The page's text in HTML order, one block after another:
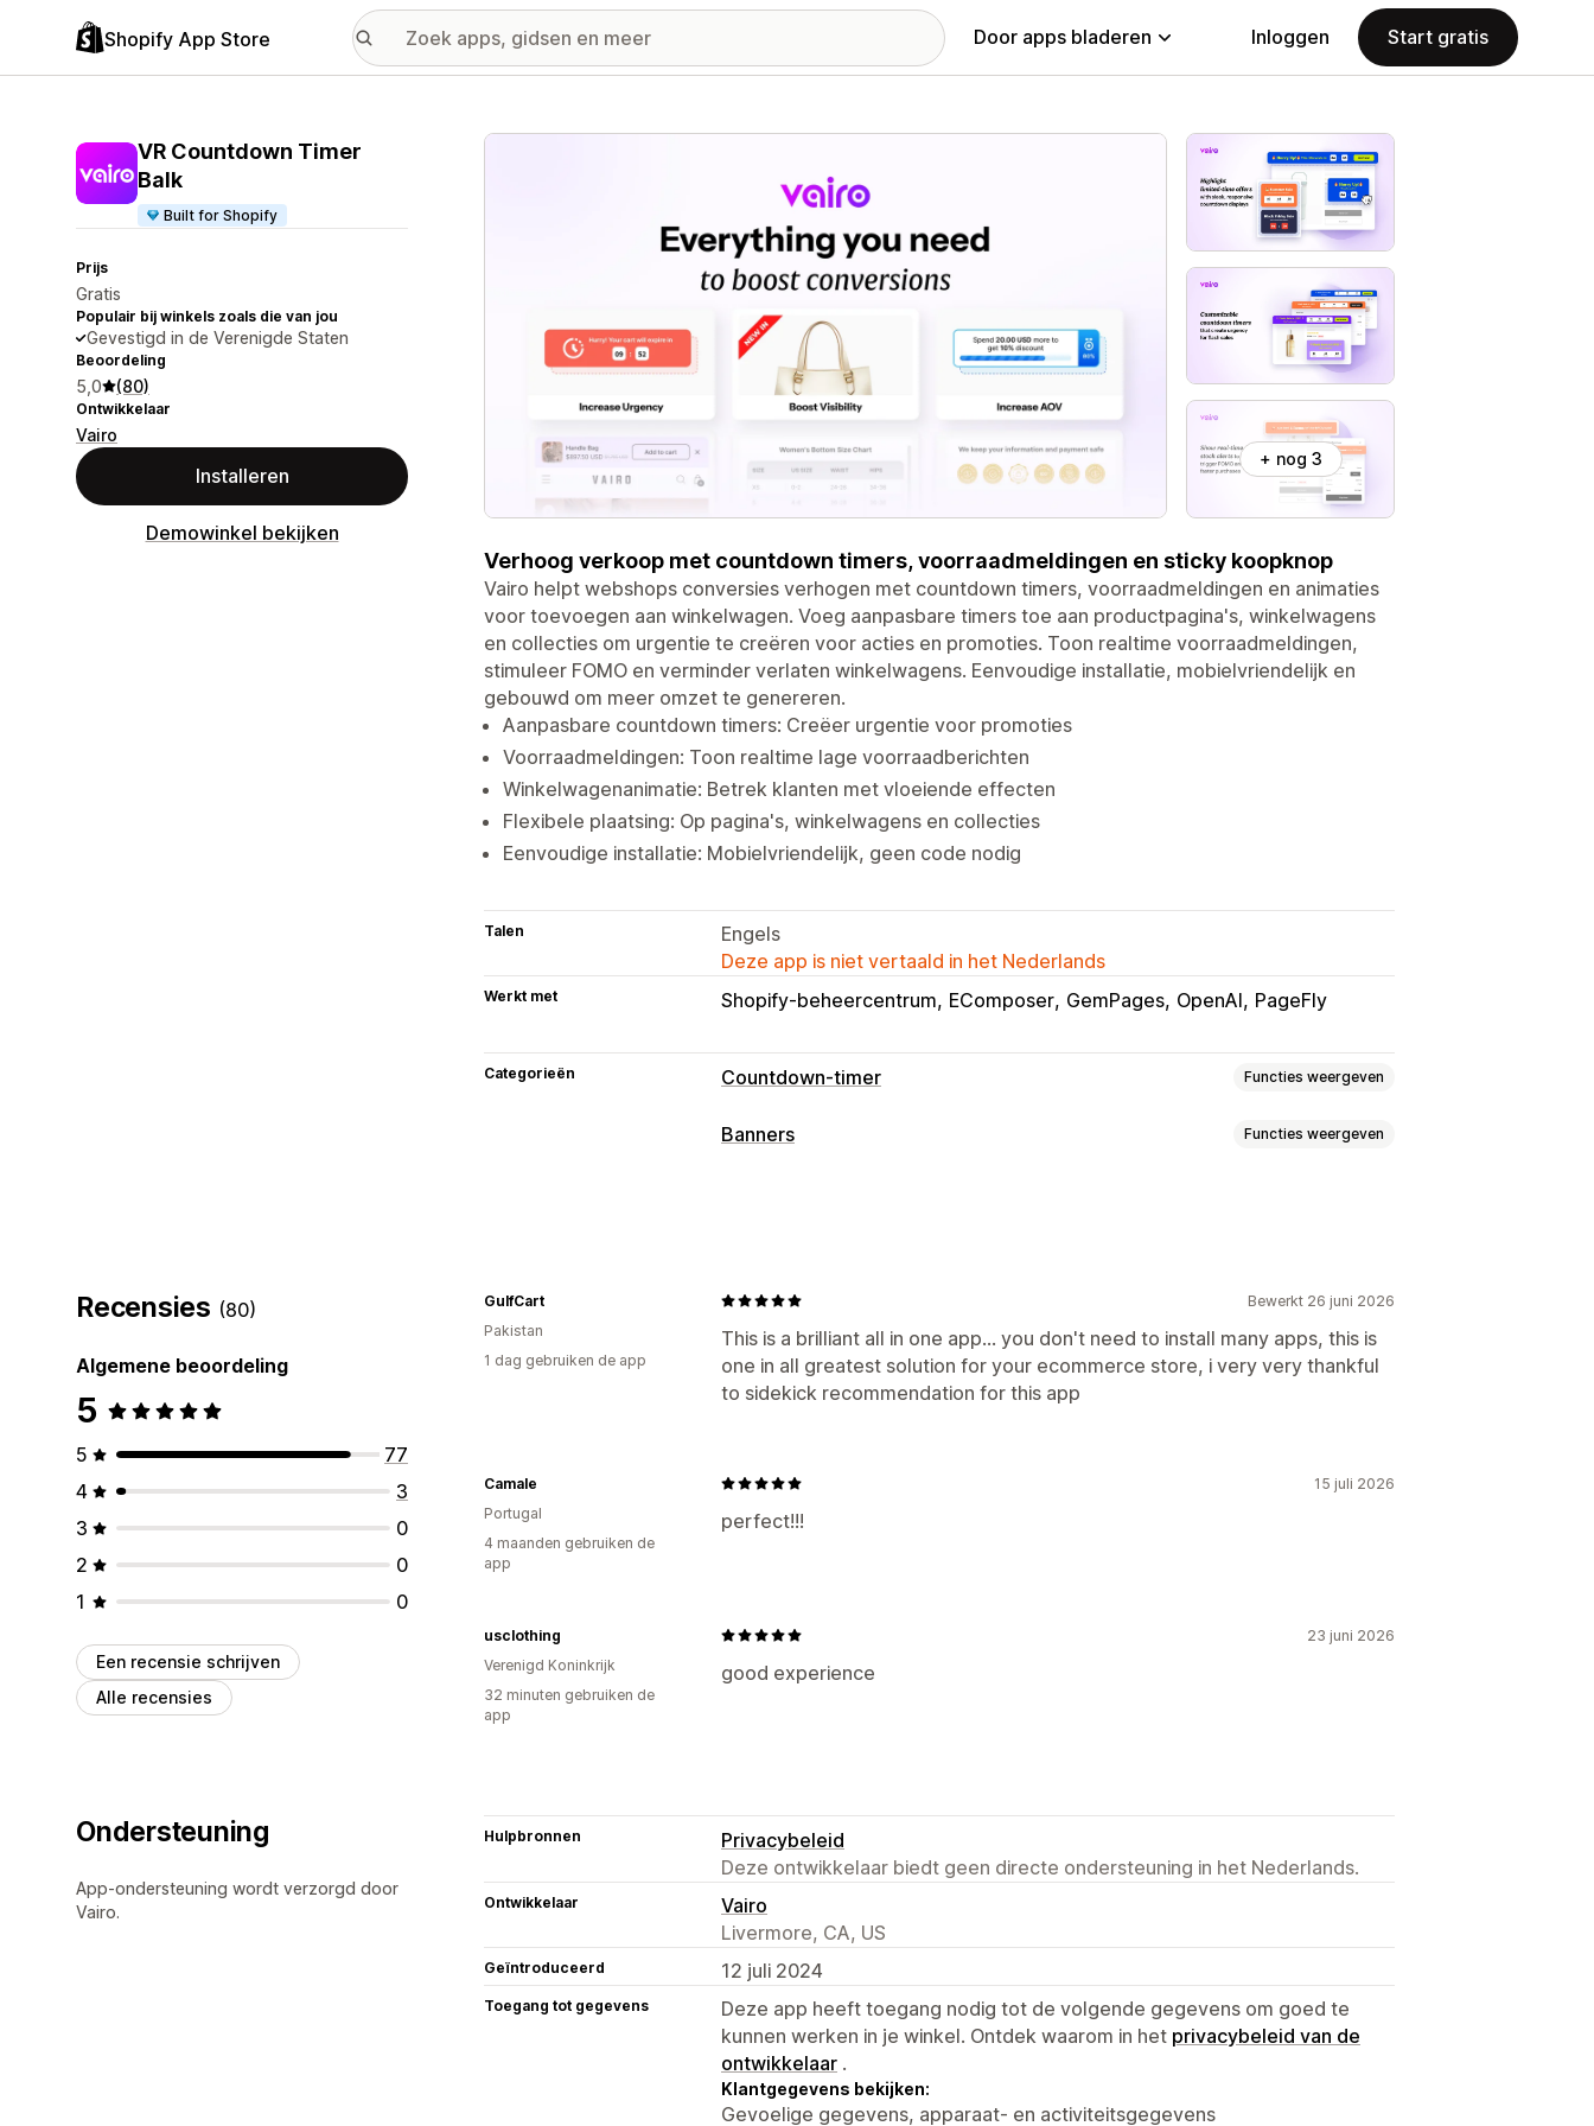
Shopify App Store Door apps bladeren Inloggen Start gratis
VR Countdown Timer
Balk
Built for Shopify
Prijs
Gratis
Populair bij winkels zoals die van jou
Gevestigd in de Verenigde Staten
Beoordeling
5,0 (80)
Ontwikkelaar
Vairo
Installeren
Demowinkel bekijken
Galerij met uitgelichte afbeeldingen
+ nog 3
Verhoog verkoop met countdown timers, voorraadmeldingen en sticky koopknop
Vairo helpt webshops conversies verhogen met countdown timers, voorraadmeldingen en animaties
voor toevoegen aan winkelwagen. Voeg aanpasbare timers toe aan productpagina's, winkelwagens
en collecties om urgentie te creëren voor acties en promoties. Toon realtime voorraadmeldingen,
stimuleer FOMO en verminder verlaten winkelwagens. Eenvoudige installatie, mobielvriendelijk en
gebouwd om meer omzet te genereren.
Aanpasbare countdown timers: Creëer urgentie voor promoties
Voorraadmeldingen: Toon realtime lage voorraadberichten
Winkelwagenanimatie: Betrek klanten met vloeiende effecten
Flexibele plaatsing: Op pagina's, winkelwagens en collecties
Eenvoudige installatie: Mobielvriendelijk, geen code nodig
Talen
Engels
Deze app is niet vertaald in het Nederlands
Werkt met Shopify-beheercentrum EComposer GemPages OpenAI PageFly
Categorieën Countdown-timer Functies weergeven
Weergaveopties
Op sessie gebaseerd
Type timer
Flash sales Tijdelijke actie Speciaal evenement
Banners Functies weergeven
Aanpassing
Animaties Vaste weergave Links en knoppen Emoji's Meerdere talen
Mobiel responsief
Recensies (80)
Algemene beoordeling
5
5
77
4
3
3
0
2
0
1
0
Een recensie schrijven
Alle recensies
Bewerkt 26 juni 2026
This is a brilliant all in one app... you don't need to install many apps, this is
one in all greatest solution for your ecommerce store, i very very thankful
to sidekick recommendation for this app
GulfCart
Pakistan
1 dag gebruiken de app
15 juli 2026
perfect!!!
Camale
Portugal
4 maanden gebruiken de
app
23 juni 2026
good experience
usclothing
Verenigd Koninkrijk
32 minuten gebruiken de
app
Ondersteuning
App-ondersteuning wordt verzorgd door
Vairo.
Hulpbronnen
Privacybeleid
Deze ontwikkelaar biedt geen directe ondersteuning in het Nederlands.
Ontwikkelaar
Vairo
Livermore, CA, US
Geïntroduceerd 12 juli 2024
Toegang tot gegevens
Deze app heeft toegang nodig tot de volgende gegevens om goed te
kunnen werken in je winkel. Ontdek waarom in het privacybeleid van de
ontwikkelaar .
Klantgegevens bekijken:
Gevoelige gegevens, apparaat- en activiteitsgegevens